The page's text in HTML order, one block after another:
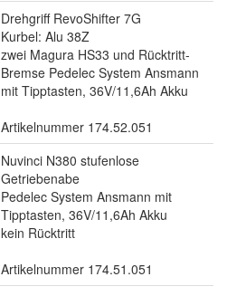
Drehgriff RevoShifter 7G
Kurbel: Alu 38Z
zwei Magura HS33 und Rücktritt-
Bremse Pedelec System Ansmann
mit Tipptasten, 36V/11,6Ah Akku
Artikelnummer 174.52.051
Nuvinci N380 stufenlose
Getriebenabe
Pedelec System Ansmann mit
Tipptasten, 36V/11,6Ah Akku
kein Rücktritt
Artikelnummer 174.51.051